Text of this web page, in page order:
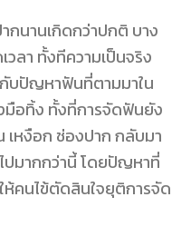
นานเกิดกว่าปกติ บาง
ลา ทั้งทีความเป็นจริง
กับปัญหาฟันที่ตามมาใน
มือทิ้ง ทั้งที่การจัดฟันยัง
หงือก ช่องปาก กลับมา
ปมากกว่านี้ โดยปัญหาที่
คนไข้ตัดสินใจยุติการจัด